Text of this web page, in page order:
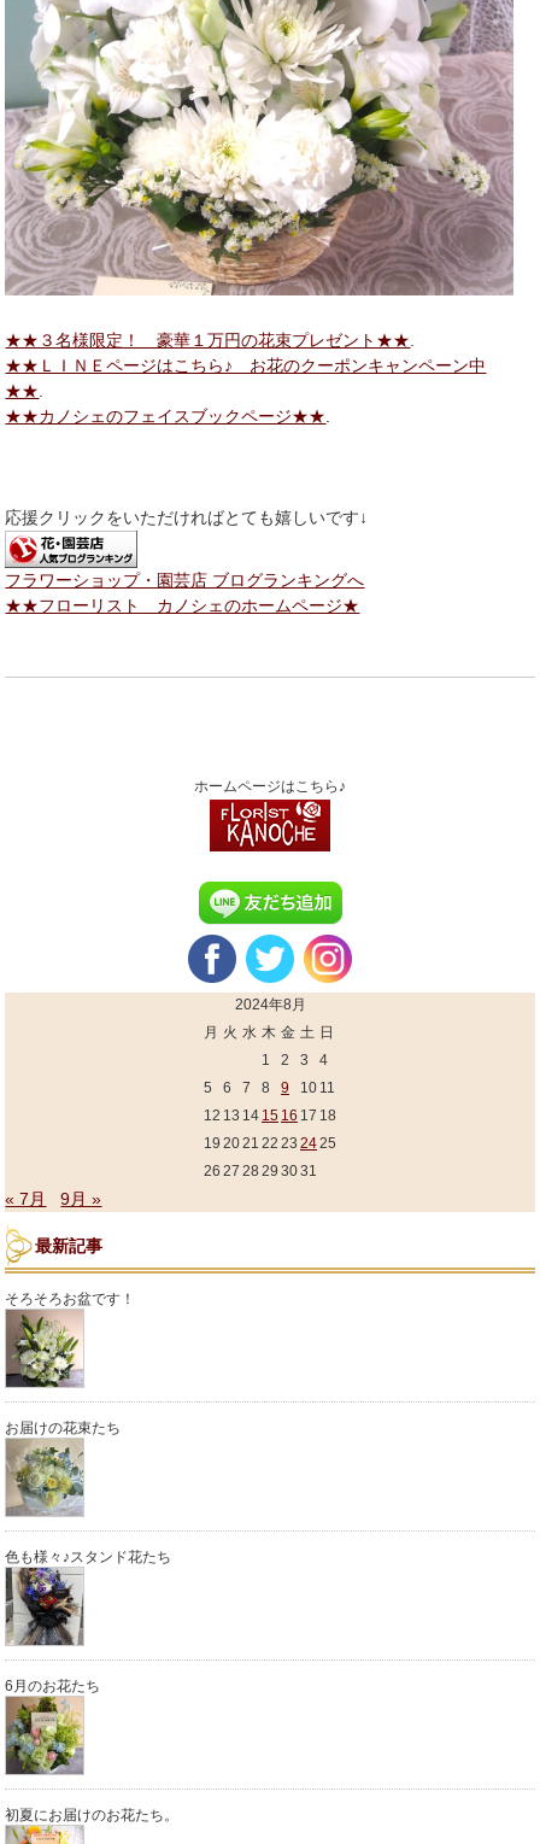
★★３名様限定！ 豪華１万円の花束プレゼント★★
★★ＬＩＮＥページはこちら♪ お花のクーポンキャンペーン中
★★
★★カノシェのフェイスブックページ★★
応援クリックをいただければとても嬉しいです↓
フラワーショップ・園芸店 ブログランキングへ
★★フローリスト カノシェのホームページ★
ホームページはこちら♪
2024年8月
月 火 水 木 金 土 日
1
2 3
4
5
6 7 8 9 10 11
12 13 14 15 16 17 18
19 2021 22 23 2425
26 27 28 29 3031
« 7月 9月 »
最新記事
そろそろお盆です！
お届けの花束たち
色も様々♪スタンド花たち
6月のお花たち
初夏にお届けのお花たち。